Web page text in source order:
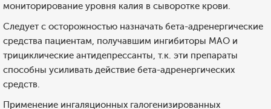
мониторирование уровня калия в сыворотке крови.
Следует с осторожностью назначать бета-адренергические
средства пациентам, получавшим ингибиторы МАО и
трициклические антидепрессанты, т.к. эти препараты
способны усиливать действие бета-адренергических
средств.
Применение ингаляционных галогенизированных